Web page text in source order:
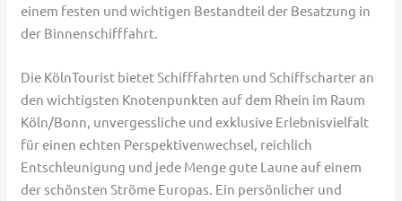
einem festen und wichtigen Bestandteil der Besatzung in
der Binnenschifffahrt.
Die KölnTourist bietet Schifffahrten und Schiffscharter an
den wichtigsten Knotenpunkten auf dem Rhein im Raum
Köln/Bonn, unvergessliche und exklusive Erlebnisvielfalt
für einen echten Perspektivenwechsel, reichlich
Entschleunigung und jede Menge gute Laune auf einem
der schönsten Ströme Europas. Ein persönlicher und